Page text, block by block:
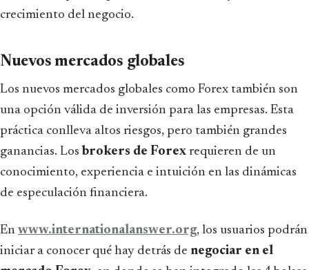
crecimiento del negocio.
Nuevos mercados globales
Los nuevos mercados globales como Forex también son
una opción válida de inversión para las empresas. Esta
práctica conlleva altos riesgos, pero también grandes
ganancias. Los brokers de Forex requieren de un
conocimiento, experiencia e intuición en las dinámicas
de especulación financiera.
En www.internationalanswer.org, los usuarios podrán
iniciar a conocer qué hay detrás de negociar en el